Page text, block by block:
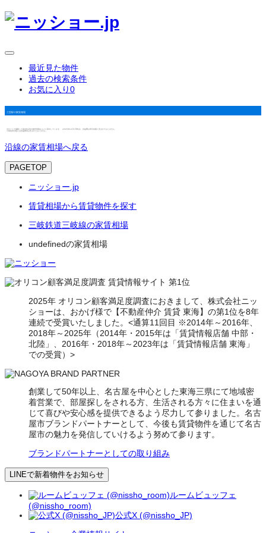
最近見た物件
過去の検索条件
お気に入り0
三里駅の家賃相場
当サイトで掲載した築3年以内の物件情報をもとに算出しています。（2025年12月1日時点） 共益費は表示金額に含まれておりません。
※家賃表示額には共益費等は含まれておりません。
沿線の家賃相場へ戻る
PAGETOP
ニッショー.jp
賃貸相場から賃貸物件を探す
三岐鉄道三岐線の家賃相場
undefinedの家賃相場
2025年 オリコン顧客満足度調査におきまして、株式会社ニッ
ショーは、おかげ様で【不動産仲介 賃貸 東海】の第1位を8年
連続で受賞いたしました。<通算11回目 ※2014年～2016年、
2018年～2025年（2014年・2015年は「賃貸情報店舗 中部・
北陸」、2016年・2018年～2023年は「賃貸情報店舗 東海」
での受賞）>
創業して50年以上、名古屋を中心とした東海三県にて地域密
着営業で、部屋探しをされる方、生活される方々に住まいを通
じて喜びや安心感を提供できるよう尽力して参りました。名古
屋市ブランドパートナーとして、今後も賃貸物件を通じて名古
屋市の魅力を発信していけるよう努めて参ります。
ブランドパートナーとしての取り組み
LINEで新着物件をお知らせ
ルームビュッフェ
(@nissho_room)
公式X (@nissho_JP)